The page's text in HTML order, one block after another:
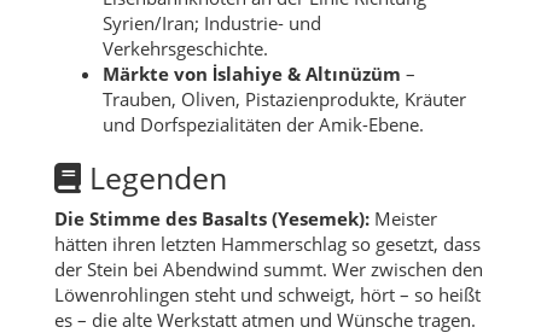
Syrien/Iran; Industrie- und
Verkehrsgeschichte.
Märkte von İslahiye & Altınüzüm –
Trauben, Oliven, Pistazienprodukte, Kräuter
und Dorfspezialitäten der Amik-Ebene.
Legenden
Die Stimme des Basalts (Yesemek): Meister
hätten ihren letzten Hammerschlag so gesetzt, dass
der Stein bei Abendwind summt. Wer zwischen den
Löwenrohlingen steht und schweigt, hört – so heißt
es – die alte Werkstatt atmen und Wünsche tragen.